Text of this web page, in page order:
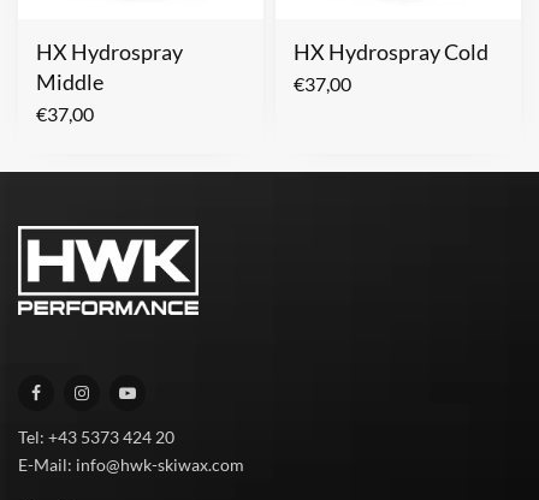
HX Hydrospray
Middle
€37,00
HX Hydrospray Cold
€37,00
Tel: +43 5373 424 20
E-Mail: info@hwk-skiwax.com